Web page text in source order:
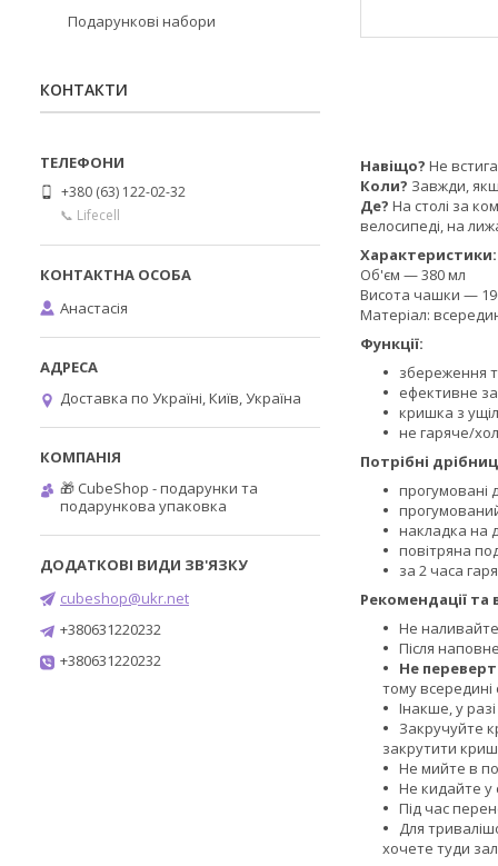
Навіщо? Не
Коли? Завжди,
Де? На столі за
велосипеді, на
Характеристики:
Об'єм — 380 мл
Висота чашки —
Матеріал:
Функції:
збереження
ефективне
кришка з
не гаряче/
Потрібні
прогумовані
накладка на
повітряна
за 2 часа
Рекомендації
Не
Після
Не
тому
Інакше, у
Закручуйте
закрутити
Не мийте в
Не кидайте
Під час
Для
хочете туди
Подарункові набори
КОНТАКТИ
+380 (63) 122-02-32
📞 Lifecell
Анастасія
Доставка по Україні, Київ, Україна
🎁 CubeShop - подарунки та
подарункова упаковка
cubeshop@ukr.net
+380631220232
+380631220232